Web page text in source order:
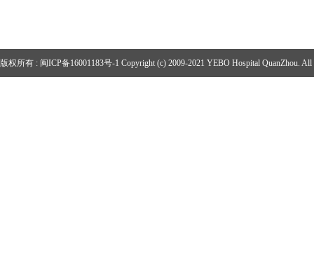
版权所有 : 闽ICP备16001183号-1 Copyright (c) 2009-2021 YEBO Hospital QuanZhou. All